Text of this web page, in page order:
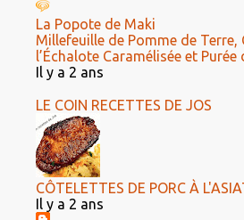
La Popote de Maki
Millefeuille de Pomme de Terre,
l’Échalote Caramélisée et
Il y a 2 ans
LE COIN RECETTES DE JOS
CÔTELETTES DE PORC À
Il y a 2 ans